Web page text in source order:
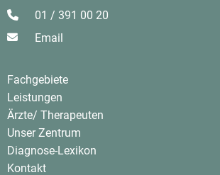
01 / 391 00 20
Email
Fachgebiete
Leistungen
Ärzte/ Therapeuten
Unser Zentrum
Diagnose-Lexikon
Kontakt